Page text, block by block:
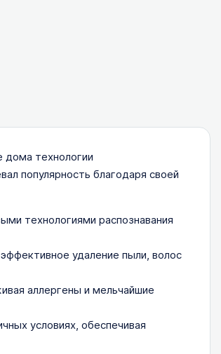
технологии
популярность благодаря своей
технологиями распознавания
удаление пыли, волос
аллергены и мельчайшие
условиях, обеспечивая